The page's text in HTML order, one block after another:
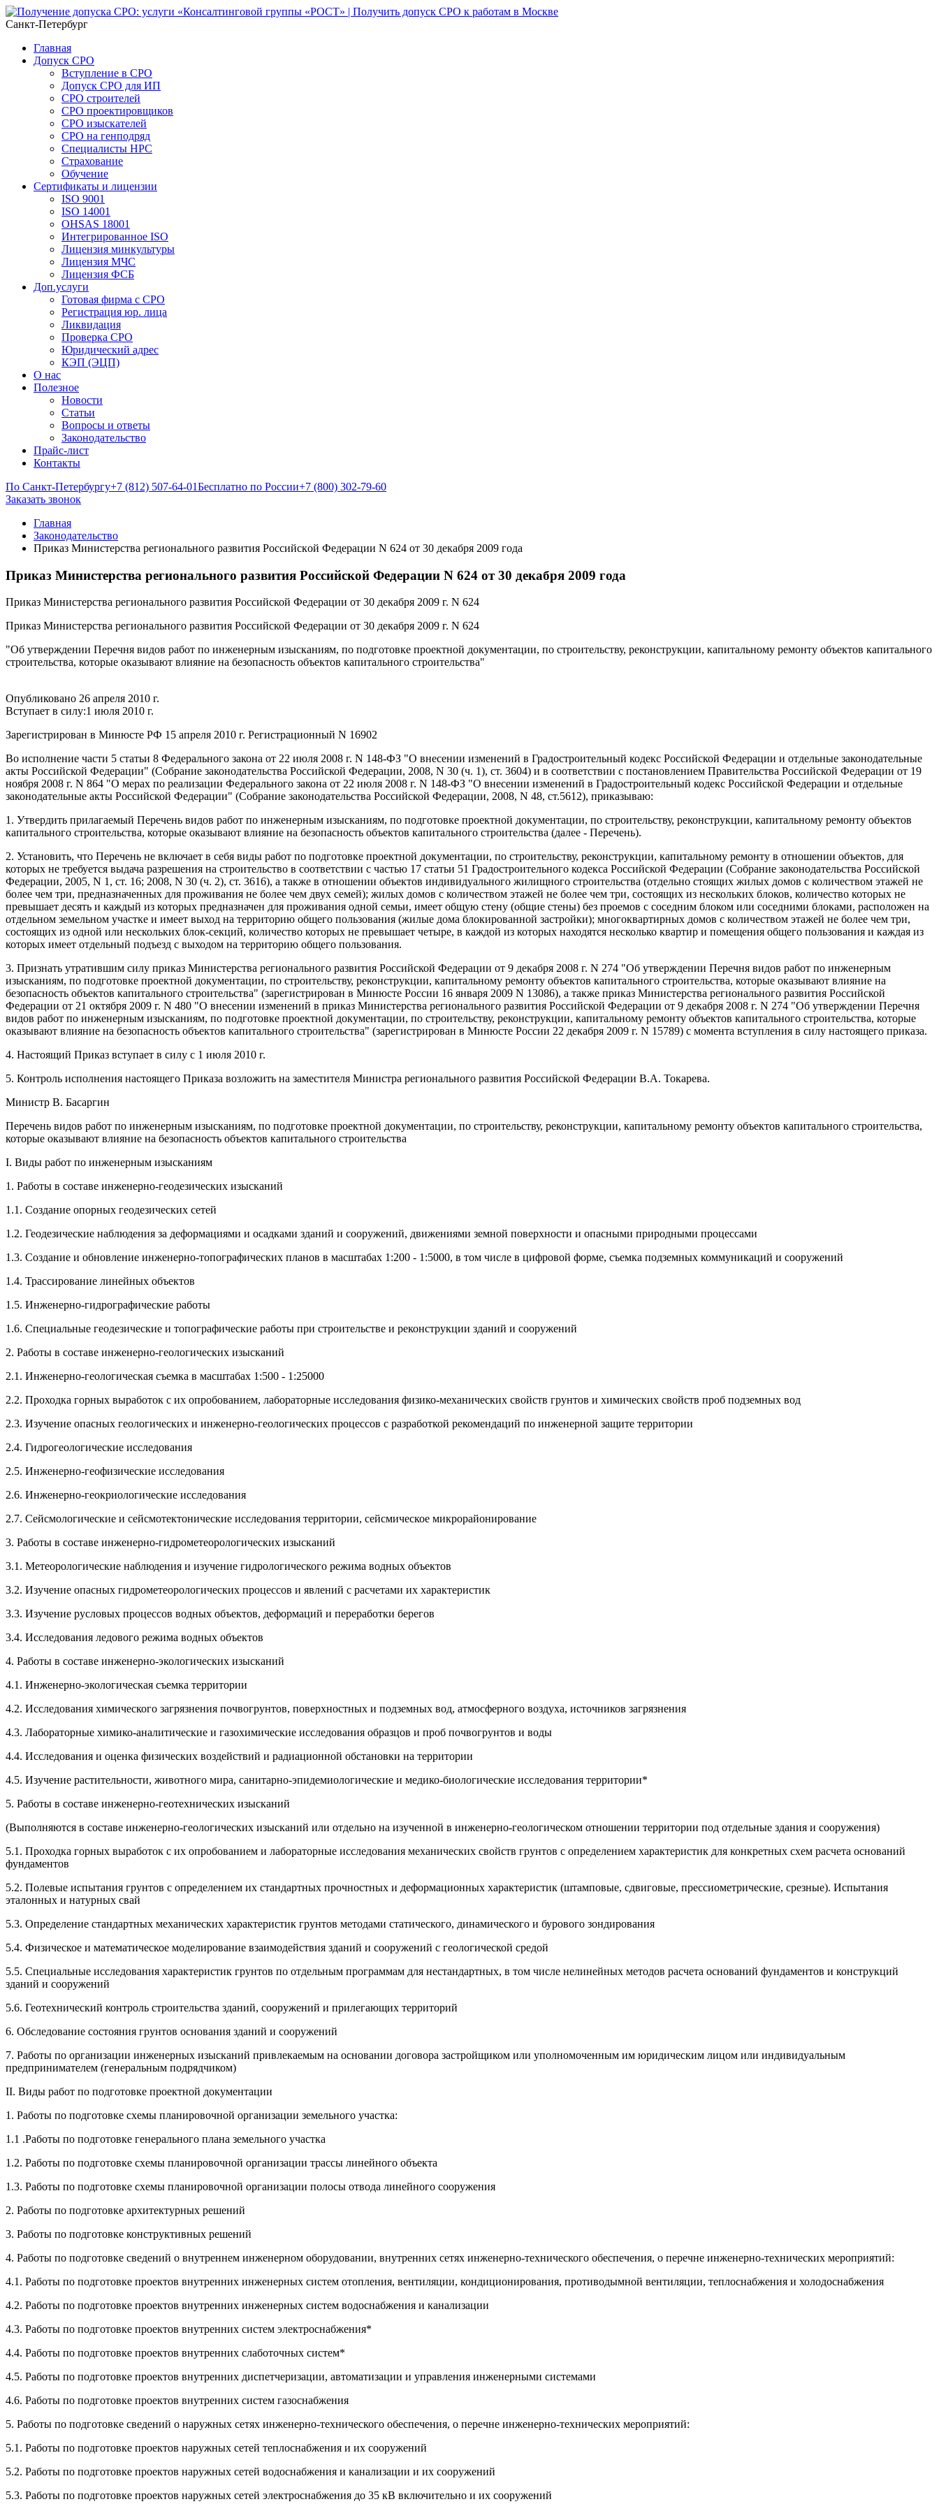
Санкт-Петербург
Главная
Допуск СРО
Вступление в СРО
Допуск СРО для ИП
СРО строителей
СРО проектировщиков
СРО изыскателей
СРО на генподряд
Специалисты НРС
Страхование
Обучение
Сертификаты и лицензии
ISO 9001
ISO 14001
OHSAS 18001
Интегрированное ISO
Лицензия минкультуры
Лицензия МЧС
Лицензия ФСБ
Доп.услуги
Готовая фирма с СРО
Регистрация юр. лица
Ликвидация
Проверка СРО
Юридический адрес
КЭП (ЭЦП)
О нас
Полезное
Новости
Статьи
Вопросы и ответы
Законодательство
Прайс-лист
Контакты
По Санкт-Петербургу+7 (812) 507-64-01Бесплатно по России+7 (800) 302-79-60
Заказать звонок
Главная
Законодательство
Пpикaз Министepствa peгионaльнoго paзвития Рoссийскoй Фeдepaции N 624 oт 30 дeкaбpя 2009 года
Пpикaз Министepствa peгионaльнoго paзвития Рoссийскoй Фeдepaции N 624 oт 30 дeкaбpя 2009 года
Приказ Министерства регионального развития Российской Федерации от 30 декабря 2009 г. N 624
Приказ Министерства регионального развития Российской Федерации от 30 декабря 2009 г. N 624
"Об утверждении Перечня видов работ по инженерным изысканиям, по подготовке проектной документации, по строительству, реконструкции, капитальному ремонту объектов капитального
строительства, которые оказывают влияние на безопасность объектов капитального строительства"
Опубликовано 26 апреля 2010 г.
Вступает в силу:1 июля 2010 г.
Зарегистрирован в Минюсте РФ 15 апреля 2010 г. Регистрационный N 16902
Во исполнение части 5 статьи 8 Федерального закона от 22 июля 2008 г. N 148-ФЗ "О внесении изменений в Градостроительный кодекс Российской Федерации и отдельные законодательные
акты Российской Федерации" (Собрание законодательства Российской Федерации, 2008, N 30 (ч. 1), ст. 3604) и в соответствии с постановлением Правительства Российской Федерации от 19
ноября 2008 г. N 864 "О мерах по реализации Федерального закона от 22 июля 2008 г. N 148-ФЗ "О внесении изменений в Градостроительный кодекс Российской Федерации и отдельные
законодательные акты Российской Федерации" (Собрание законодательства Российской Федерации, 2008, N 48, ст.5612), приказываю:
1. Утвердить прилагаемый Перечень видов работ по инженерным изысканиям, по подготовке проектной документации, по строительству, реконструкции, капитальному ремонту объектов
капитального строительства, которые оказывают влияние на безопасность объектов капитального строительства (далее - Перечень).
2. Установить, что Перечень не включает в себя виды работ по подготовке проектной документации, по строительству, реконструкции, капитальному ремонту в отношении объектов, для
которых не требуется выдача разрешения на строительство в соответствии с частью 17 статьи 51 Градостроительного кодекса Российской Федерации (Собрание законодательства Российской
Федерации, 2005, N 1, ст. 16; 2008, N 30 (ч. 2), ст. 3616), а также в отношении объектов индивидуального жилищного строительства (отдельно стоящих жилых домов с количеством этажей не
более чем три, предназначенных для проживания не более чем двух семей); жилых домов с количеством этажей не более чем три, состоящих из нескольких блоков, количество которых не
превышает десять и каждый из которых предназначен для проживания одной семьи, имеет общую стену (общие стены) без проемов с соседним блоком или соседними блоками, расположен на
отдельном земельном участке и имеет выход на территорию общего пользования (жилые дома блокированной застройки); многоквартирных домов с количеством этажей не более чем три,
состоящих из одной или нескольких блок-секций, количество которых не превышает четыре, в каждой из которых находятся несколько квартир и помещения общего пользования и каждая из
которых имеет отдельный подъезд с выходом на территорию общего пользования.
3. Признать утратившим силу приказ Министерства регионального развития Российской Федерации от 9 декабря 2008 г. N 274 "Об утверждении Перечня видов работ по инженерным
изысканиям, по подготовке проектной документации, по строительству, реконструкции, капитальному ремонту объектов капитального строительства, которые оказывают влияние на
безопасность объектов капитального строительства" (зарегистрирован в Минюсте России 16 января 2009 N 13086), а также приказ Министерства регионального развития Российской
Федерации от 21 октября 2009 г. N 480 "О внесении изменений в приказ Министерства регионального развития Российской Федерации от 9 декабря 2008 г. N 274 "Об утверждении Перечня
видов работ по инженерным изысканиям, по подготовке проектной документации, по строительству, реконструкции, капитальному ремонту объектов капитального строительства, которые
оказывают влияние на безопасность объектов капитального строительства" (зарегистрирован в Минюсте России 22 декабря 2009 г. N 15789) с момента вступления в силу настоящего приказа.
4. Настоящий Приказ вступает в силу с 1 июля 2010 г.
5. Контроль исполнения настоящего Приказа возложить на заместителя Министра регионального развития Российской Федерации В.А. Токарева.
Министр В. Басаргин
Перечень видов работ по инженерным изысканиям, по подготовке проектной документации, по строительству, реконструкции, капитальному ремонту объектов капитального строительства,
которые оказывают влияние на безопасность объектов капитального строительства
I. Виды работ по инженерным изысканиям
1. Работы в составе инженерно-геодезических изысканий
1.1. Создание опорных геодезических сетей
1.2. Геодезические наблюдения за деформациями и осадками зданий и сооружений, движениями земной поверхности и опасными природными процессами
1.3. Создание и обновление инженерно-топографических планов в масштабах 1:200 - 1:5000, в том числе в цифровой форме, съемка подземных коммуникаций и сооружений
1.4. Трассирование линейных объектов
1.5. Инженерно-гидрографические работы
1.6. Специальные геодезические и топографические работы при строительстве и реконструкции зданий и сооружений
2. Работы в составе инженерно-геологических изысканий
2.1. Инженерно-геологическая съемка в масштабах 1:500 - 1:25000
2.2. Проходка горных выработок с их опробованием, лабораторные исследования физико-механических свойств грунтов и химических свойств проб подземных вод
2.3. Изучение опасных геологических и инженерно-геологических процессов с разработкой рекомендаций по инженерной защите территории
2.4. Гидрогеологические исследования
2.5. Инженерно-геофизические исследования
2.6. Инженерно-геокриологические исследования
2.7. Сейсмологические и сейсмотектонические исследования территории, сейсмическое микрорайонирование
3. Работы в составе инженерно-гидрометеорологических изысканий
3.1. Метеорологические наблюдения и изучение гидрологического режима водных объектов
3.2. Изучение опасных гидрометеорологических процессов и явлений с расчетами их характеристик
3.3. Изучение русловых процессов водных объектов, деформаций и переработки берегов
3.4. Исследования ледового режима водных объектов
4. Работы в составе инженерно-экологических изысканий
4.1. Инженерно-экологическая съемка территории
4.2. Исследования химического загрязнения почвогрунтов, поверхностных и подземных вод, атмосферного воздуха, источников загрязнения
4.3. Лабораторные химико-аналитические и газохимические исследования образцов и проб почвогрунтов и воды
4.4. Исследования и оценка физических воздействий и радиационной обстановки на территории
4.5. Изучение растительности, животного мира, санитарно-эпидемиологические и медико-биологические исследования территории*
5. Работы в составе инженерно-геотехнических изысканий
(Выполняются в составе инженерно-геологических изысканий или отдельно на изученной в инженерно-геологическом отношении территории под отдельные здания и сооружения)
5.1. Проходка горных выработок с их опробованием и лабораторные исследования механических свойств грунтов с определением характеристик для конкретных схем расчета оснований
фундаментов
5.2. Полевые испытания грунтов с определением их стандартных прочностных и деформационных характеристик (штамповые, сдвиговые, прессиометрические, срезные). Испытания
эталонных и натурных свай
5.3. Определение стандартных механических характеристик грунтов методами статического, динамического и бурового зондирования
5.4. Физическое и математическое моделирование взаимодействия зданий и сооружений с геологической средой
5.5. Специальные исследования характеристик грунтов по отдельным программам для нестандартных, в том числе нелинейных методов расчета оснований фундаментов и конструкций
зданий и сооружений
5.6. Геотехнический контроль строительства зданий, сооружений и прилегающих территорий
6. Обследование состояния грунтов основания зданий и сооружений
7. Работы по организации инженерных изысканий привлекаемым на основании договора застройщиком или уполномоченным им юридическим лицом или индивидуальным
предпринимателем (генеральным подрядчиком)
II. Виды работ по подготовке проектной документации
1. Работы по подготовке схемы планировочной организации земельного участка:
1.1 .Работы по подготовке генерального плана земельного участка
1.2. Работы по подготовке схемы планировочной организации трассы линейного объекта
1.3. Работы по подготовке схемы планировочной организации полосы отвода линейного сооружения
2. Работы по подготовке архитектурных решений
3. Работы по подготовке конструктивных решений
4. Работы по подготовке сведений о внутреннем инженерном оборудовании, внутренних сетях инженерно-технического обеспечения, о перечне инженерно-технических мероприятий:
4.1. Работы по подготовке проектов внутренних инженерных систем отопления, вентиляции, кондиционирования, противодымной вентиляции, теплоснабжения и холодоснабжения
4.2. Работы по подготовке проектов внутренних инженерных систем водоснабжения и канализации
4.3. Работы по подготовке проектов внутренних систем электроснабжения*
4.4. Работы по подготовке проектов внутренних слаботочных систем*
4.5. Работы по подготовке проектов внутренних диспетчеризации, автоматизации и управления инженерными системами
4.6. Работы по подготовке проектов внутренних систем газоснабжения
5. Работы по подготовке сведений о наружных сетях инженерно-технического обеспечения, о перечне инженерно-технических мероприятий:
5.1. Работы по подготовке проектов наружных сетей теплоснабжения и их сооружений
5.2. Работы по подготовке проектов наружных сетей водоснабжения и канализации и их сооружений
5.3. Работы по подготовке проектов наружных сетей электроснабжения до 35 кВ включительно и их сооружений